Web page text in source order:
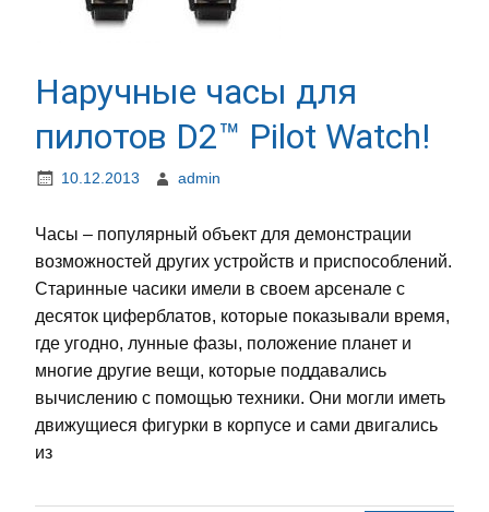
Наручные часы для
пилотов D2™ Pilot Watch!
10.12.2013 admin
Часы – популярный объект для демонстрации
возможностей других устройств и приспособлений.
Старинные часики имели в своем арсенале с
десяток циферблатов, которые показывали время,
где угодно, лунные фазы, положение планет и
многие другие вещи, которые поддавались
вычислению с помощью техники. Они могли иметь
движущиеся фигурки в корпусе и сами двигались
из